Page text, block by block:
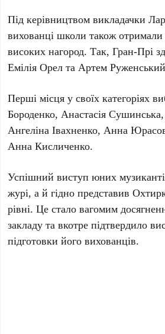
Під керівництвом викладачки
вихованці школи також
високих нагород. Так,Гран-Прі
Емілія Орел таАртем Руженський
Перші місця у своїх категоріях
Бороденко,Анастасія Сушинська
Ангеліна Івахненко,Анна
Анна Кисличенко.
Успішний виступ юних
журі, а й гідно представив
рівні. Це стало вагомим
закладу та вкотре підтвердило
підготовки його вихованців.